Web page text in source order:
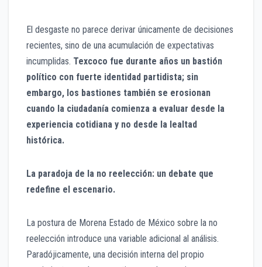
El desgaste no parece derivar únicamente de decisiones
recientes, sino de una acumulación de expectativas
incumplidas. Texcoco fue durante años un bastión
político con fuerte identidad partidista; sin
embargo, los bastiones también se erosionan
cuando la ciudadanía comienza a evaluar desde la
experiencia cotidiana y no desde la lealtad
histórica.
La paradoja de la no reelección: un debate que
redefine el escenario.
La postura de Morena Estado de México sobre la no
reelección introduce una variable adicional al análisis.
Paradójicamente, una decisión interna del propio